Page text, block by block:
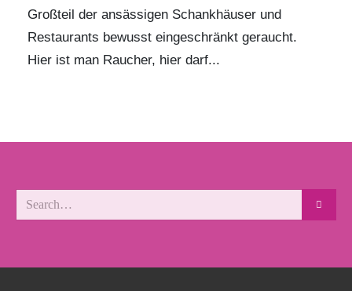
Großteil der ansässigen Schankhäuser und
Restaurants bewusst eingeschränkt geraucht.
Hier ist man Raucher, hier darf...